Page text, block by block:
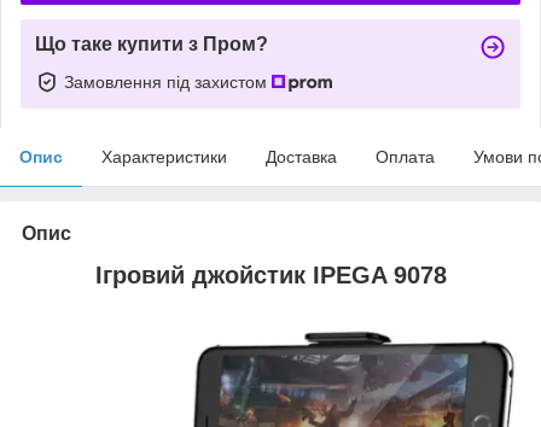
Що таке купити з Пром?
Замовлення під захистом
Опис Характеристики Доставка Оплата Умови
Опис
Ігровий джойстик IPEGA 9078